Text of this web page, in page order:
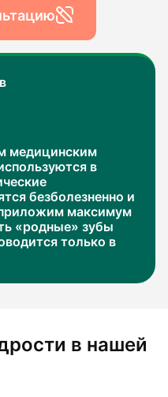
медицинским
в
безболезненно и
максимум
«родные» зубы
только в
в нашей